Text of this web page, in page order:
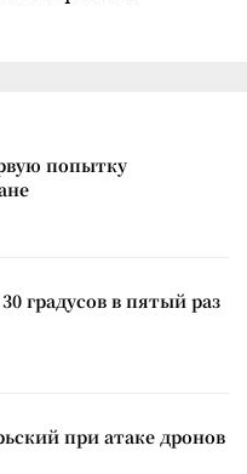
попытку
градусов в пятый раз
при атаке дронов